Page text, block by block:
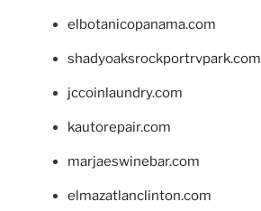
elbotanicopanama.com
shadyoaksrockportrvpark.com
jccoinlaundry.com
kautorepair.com
marjaeswinebar.com
elmazatlanclinton.com